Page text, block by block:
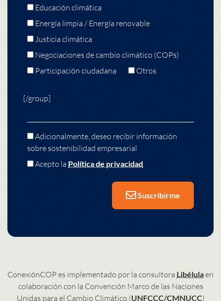
Educación climática
Energía limpia / Energía renovable
Justicia climática
Negociaciones de cambio climático (COPs)
Participación ciudadana
Otros
[/group]
Adicionalmente, deseo recibir información
sobre sostenibilidad empresarial
Acepto la Política de privacidad
Suscribirme
ConexiónCOP es implementado por la consultora Libélulaen
colaboración con la Convención Marco de las Naciones
Unidas para el Cambio Climático (UNFCCC/CMNUCC)